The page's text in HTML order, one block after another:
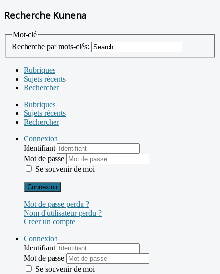
Recherche Kunena
Mot-clé
Recherche par mots-clés:
Rubriques
Sujets récents
Rechercher
Rubriques
Sujets récents
Rechercher
Connexion
Identifiant
Mot de passe
Se souvenir de moi
Connexion
Mot de passe perdu ?
Nom d'utilisateur perdu ?
Créer un compte
Connexion
Identifiant
Mot de passe
Se souvenir de moi